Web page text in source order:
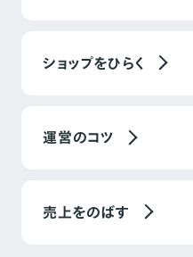
ショップをひらく
運営のコツ
売上をのばす